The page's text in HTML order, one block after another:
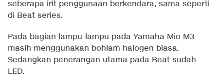
seberapa irit penggunaan berkendara, sama seperti
di Beat series.
Pada bagian lampu-lampu pada Yamaha Mio M3
masih menggunakan bohlam halogen biasa.
Sedangkan penerangan utama pada Beat sudah
LED.